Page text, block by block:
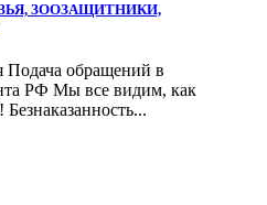
ЗООЗАЩИТНИКИ,
Подача обращений в
РФ Мы все видим, как
Безнаказанность...